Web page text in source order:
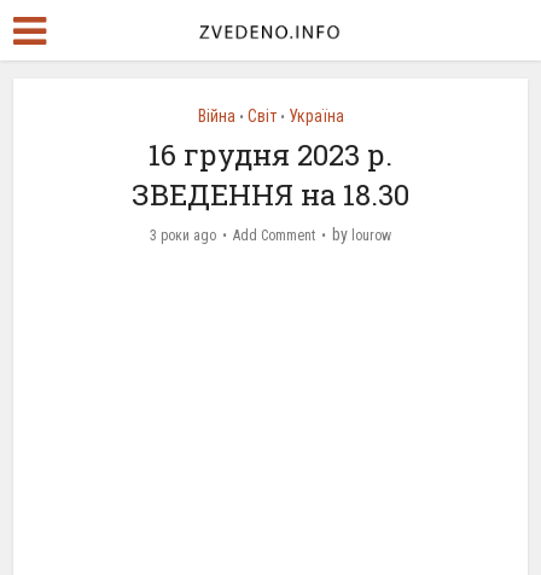
Війна • Світ • Україна
16 грудня 2023 р.
ЗВЕДЕННЯ на 18.30
3 роки ago Add Comment by lourow